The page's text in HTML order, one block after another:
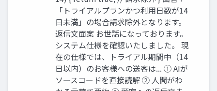
「トライアルプランかつ利用日数が14
日未満」の場合請求除外となります。
返信文面案 お世話になっております。
システム仕様を確認いたしました。 現
在の仕様では、トライアル期間中（14
日以内）のお客様への送客は... ① AIが
ソースコードを直接読解 ② 人間がわ